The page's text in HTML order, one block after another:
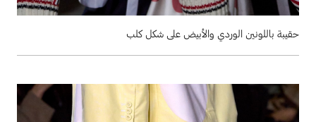
حقيبة باللونين الوردي والأبيض على شكل كلب